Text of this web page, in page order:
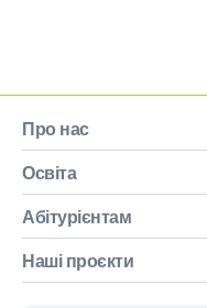
Про нас
Освіта
Абітурієнтам
Наші проєкти